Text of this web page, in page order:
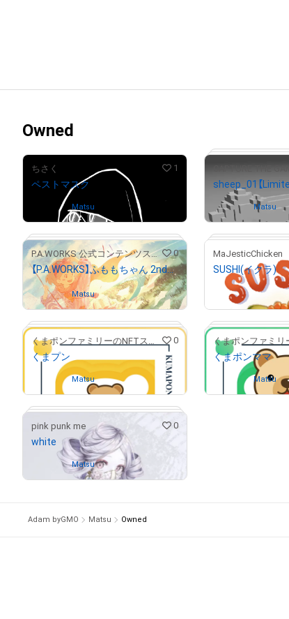
Owned
ちさく 1
ペストマスク
Owned by Matsu Owned by Matsu
# 101/300
P.A.WORKS 公式コンテンツストア 0
【P.A.WORKS】ふももちゃん 2ndアニバーサリーイラスト
Owned byMatsu
MaJesticChicken
SUSHI(イクラ)
3,000 ($19.01)
くまポンファミリーのNFTストア 0
くまプン
Owned by Matsu
くまポンママ
Owned by Matsu
pink punk me 0
white
Owned byMatsu
Adam byGMO Matsu Owned